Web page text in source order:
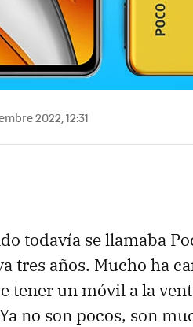
2022, 12:31
todavía se llamaba
tres años. Mucho ha
tener un móvil a la
no son pocos, son